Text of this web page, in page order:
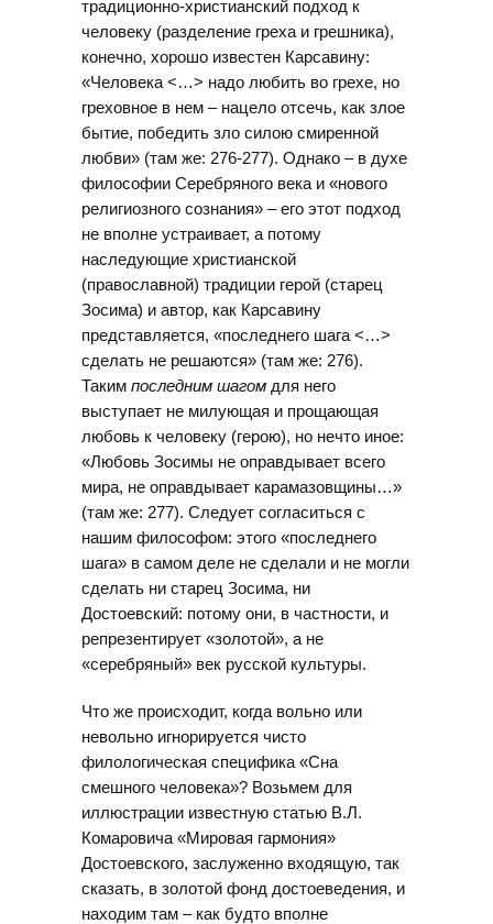
традиционно-христианский подход к
человеку (разделение греха и грешника),
конечно, хорошо известен Карсавину:
«Человека <…> надо любить во грехе, но
греховное в нем – нацело отсечь, как злое
бытие, победить зло силою смиренной
любви» (там же: 276-277). Однако – в духе
философии Серебряного века и «нового
религиозного сознания» – его этот подход
не вполне устраивает, а потому
наследующие христианской
(православной) традиции герой (старец
Зосима) и автор, как Карсавину
представляется, «последнего шага <…>
сделать не решаются» (там же: 276).
Таким последним шагом для него
выступает не милующая и прощающая
любовь к человеку (герою), но нечто иное:
«Любовь Зосимы не оправдывает всего
мира, не оправдывает карамазовщины…»
(там же: 277). Следует согласиться с
нашим философом: этого «последнего
шага» в самом деле не сделали и не могли
сделать ни старец Зосима, ни
Достоевский: потому они, в частности, и
репрезентирует «золотой», а не
«серебряный» век русской культуры.
Что же происходит, когда вольно или
невольно игнорируется чисто
филологическая специфика «Сна
смешного человека»? Возьмем для
иллюстрации известную статью В.Л.
Комаровича «Мировая гармония»
Достоевского, заслуженно входящую, так
сказать, в золотой фонд достоеведения, и
находим там – как будто вполне